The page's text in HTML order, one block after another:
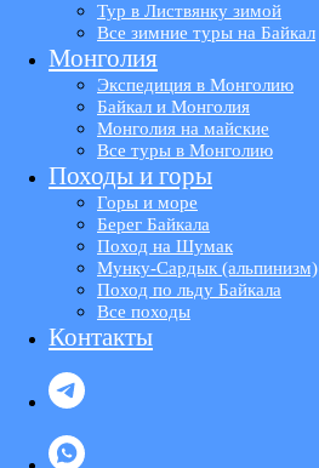
Тур в Листвянку зимой
Все зимние туры на Байкал
Монголия
Экспедиция в Монголию
Байкал и Монголия
Монголия на майские
Все туры в Монголию
Походы и горы
Горы и море
Берег Байкала
Поход на Шумак
Мунку-Сардык (альпинизм)
Поход по льду Байкала
Все походы
Контакты